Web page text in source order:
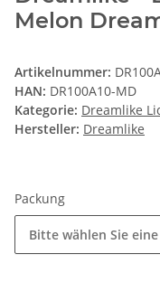
Melon
Artikelnummer:
HAN: DR100A10-MD
Kategorie: Dreamlike
Hersteller: Dreamlike
Packung
Bitte wählen Sie